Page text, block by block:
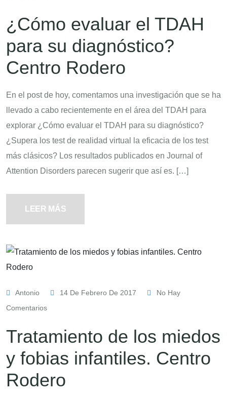
¿Cómo evaluar el TDAH
para su diagnóstico?
Centro Rodero
En el post de hoy, comentamos una investigación que se ha
llevado a cabo recientemente en el área del TDAH para
explorar ¿Cómo evaluar el TDAH para su diagnóstico?
¿Supera los test de realidad virtual la eficacia de los test
más clásicos? Los resultados publicados en Journal of
Attention Disorders parecen sugerir que así es. […]
LEER MÁS
Antonio 14 De Febrero De 2017
No Hay
Comentarios
Tratamiento de los miedos
y fobias infantiles. Centro
Rodero